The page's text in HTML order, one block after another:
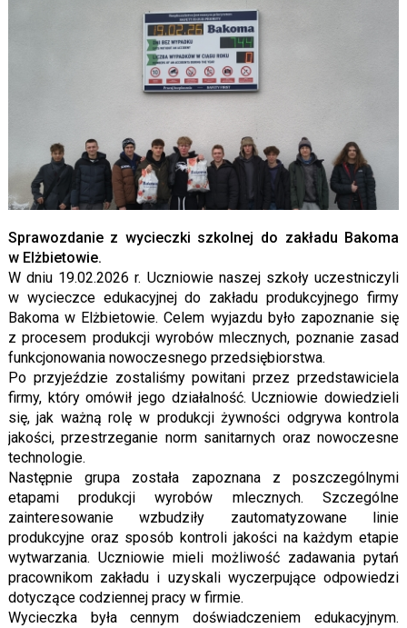
Sprawozdanie z wycieczki szkolnej do zakładu Bakoma
w Elżbietowie.
W dniu 19.02.2026 r. Uczniowie naszej szkoły uczestniczyli
w wycieczce edukacyjnej do zakładu produkcyjnego firmy
Bakoma w Elżbietowie. Celem wyjazdu było zapoznanie się
z procesem produkcji wyrobów mlecznych, poznanie zasad
funkcjonowania nowoczesnego przedsiębiorstwa.
Po przyjeździe zostaliśmy powitani przez przedstawiciela
firmy, który omówił jego działalność. Uczniowie dowiedzieli
się, jak ważną rolę w produkcji żywności odgrywa kontrola
jakości, przestrzeganie norm sanitarnych oraz nowoczesne
technologie.
Następnie grupa została zapoznana z poszczególnymi
etapami produkcji wyrobów mlecznych. Szczególne
zainteresowanie wzbudziły zautomatyzowane linie
produkcyjne oraz sposób kontroli jakości na każdym etapie
wytwarzania. Uczniowie mieli możliwość zadawania pytań
pracownikom zakładu i uzyskali wyczerpujące odpowiedzi
dotyczące codziennej pracy w firmie.
Wycieczka była cennym doświadczeniem edukacyjnym.